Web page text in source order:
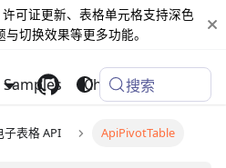
可证更新、表格单元格支持深色
切换效果等更多功能。
Samples Changelog
搜索
子表格 API ApiPivotTable